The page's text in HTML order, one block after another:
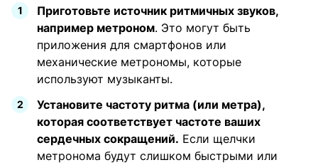
Приготовьте источник ритмичных звуков,
например метроном. Это могут быть
приложения для смартфонов или
механические метрономы, которые
используют музыканты.
Установите частоту ритма (или метра),
которая соответствует частоте ваших
сердечных сокращений. Если щелчки
метронома будут слишком быстрыми или